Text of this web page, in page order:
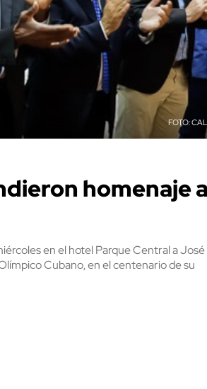
homenaje
en el hotel Parque Central a José
Cubano, en el centenario de su